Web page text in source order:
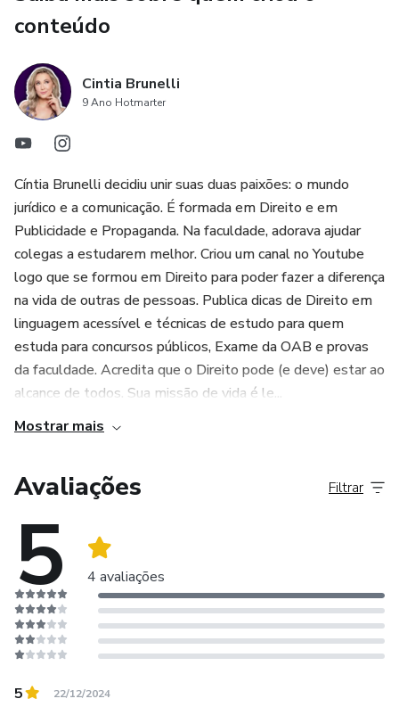
conteúdo
Cintia Brunelli
9 Ano Hotmarter
Cíntia Brunelli decidiu unir suas duas paixões: o mundo
jurídico e a comunicação. É formada em Direito e em
Publicidade e Propaganda. Na faculdade, adorava ajudar
colegas a estudarem melhor. Criou um canal no Youtube
logo que se formou em Direito para poder fazer a diferença
na vida de outras de pessoas. Publica dicas de Direito em
linguagem acessível e técnicas de estudo para quem
estuda para concursos públicos, Exame da OAB e provas
da faculdade. Acredita que o Direito pode (e deve) estar ao
alcance de todos. Sua missão de vida é le...
Mostrar mais
Avaliações
5 4 avaliações
Filtrar
5 22/12/2024